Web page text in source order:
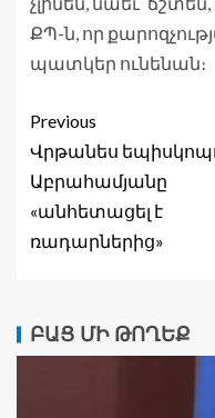
ՔՊ-ն, որ
պատկեր ունենան։
Previous
Վրթանես
Աբրահամյանը
«անհետացել է
ռադարներից»
ԲԱՑ ՄԻ ԹՈՂԵՔ